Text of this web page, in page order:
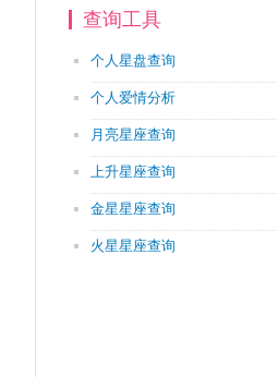
查询工具
个人星盘查询
个人爱情分析
月亮星座查询
上升星座查询
金星星座查询
火星星座查询